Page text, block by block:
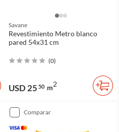
Savane
Revestimiento Metro blanco
pared 54x31 cm
(0)
USD 25 50 m2
comparar